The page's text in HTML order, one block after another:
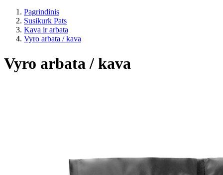
Pagrindinis
Susikurk Pats
Kava ir arbata
Vyro arbata / kava
Vyro arbata / kava